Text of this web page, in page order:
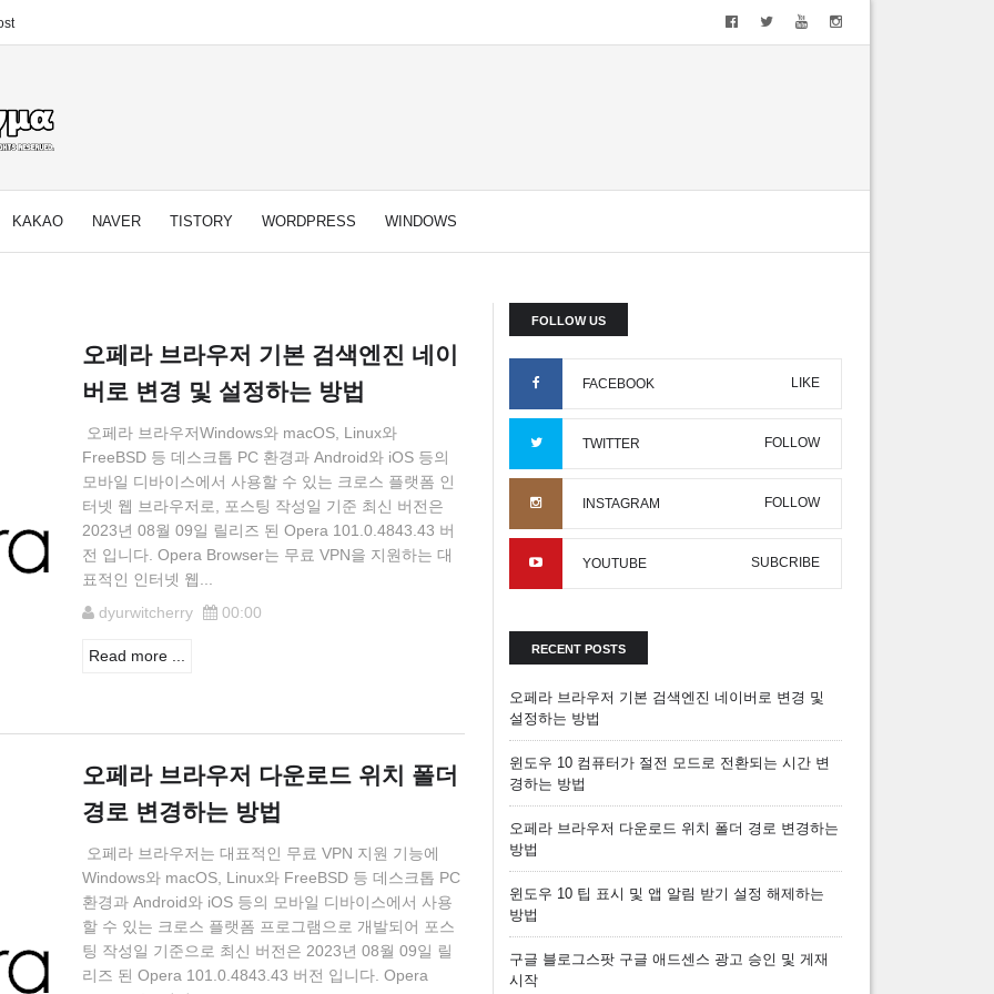
KAKAO NAVER TISTORY WORDPRESS WINDOWS
오페라 브라우저 기본 검색엔진 네이
버로 변경 및 설정하는 방법
오페라 브라우저Windows와 macOS, Linux와
FreeBSD 등 데스크톱 PC 환경과 Android와 iOS 등의
모바일 디바이스에서 사용할 수 있는 크로스 플랫폼 인
터넷 웹 브라우저로, 포스팅 작성일 기준 최신 버전은
2023년 08월 09일 릴리즈 된 Opera 101.0.4843.43 버
전 입니다. Opera Browser는 무료 VPN을 지원하는 대
표적인 인터넷 웹...
dyurwitcherry
00:00
Read more ...
오페라 브라우저 다운로드 위치 폴더
경로 변경하는 방법
오페라 브라우저는 대표적인 무료 VPN 지원 기능에
Windows와 macOS, Linux와 FreeBSD 등 데스크톱 PC
환경과 Android와 iOS 등의 모바일 디바이스에서 사용
할 수 있는 크로스 플랫폼 프로그램으로 개발되어 포스
팅 작성일 기준으로 최신 버전은 2023년 08월 09일 릴
리즈 된 Opera 101.0.4843.43 버전 입니다. Opera
FOLLOW US
FACEBOOK LIKE
TWITTER FOLLOW
INSTAGRAM FOLLOW
YOUTUBE SUBCRIBE
RECENT POSTS
오페라 브라우저 기본 검색엔진 네이버로 변경 및
설정하는 방법
윈도우 10 컴퓨터가 절전 모드로 전환되는 시간 변
경하는 방법
오페라 브라우저 다운로드 위치 폴더 경로 변경하는
방법
윈도우 10 팁 표시 및 앱 알림 받기 설정 해제하는
방법
구글 블로그스팟 구글 애드센스 광고 승인 및 게재
시작